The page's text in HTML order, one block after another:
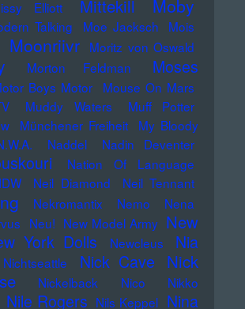
Elliott Mittekill Moby
Talking Moe Jacksch
Mois
Moonriivr Moritz von Oswald
Morton Feldman
Moses
Boys Motor
Mouse On Mars
Muddy Waters
Muff Potter
Münchener Freiheit
My Bloody
Naddel Nadin Deventer
Nation Of Language
Neil Diamond Neil Tennant
Nekromantix Nemo
Nena
Neu! New Model Army New
York Dolls Newcleus
Nia
Nichtseattle Nick Cave
Nick
Nickelback Nico
Nikko
Nile Rogers Nils Keppel Nina